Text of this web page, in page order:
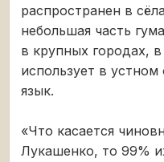
распространен в
небольшая часть
в крупных городах,
использует в
язык.
«Что касается
Лукашенко, то 99%